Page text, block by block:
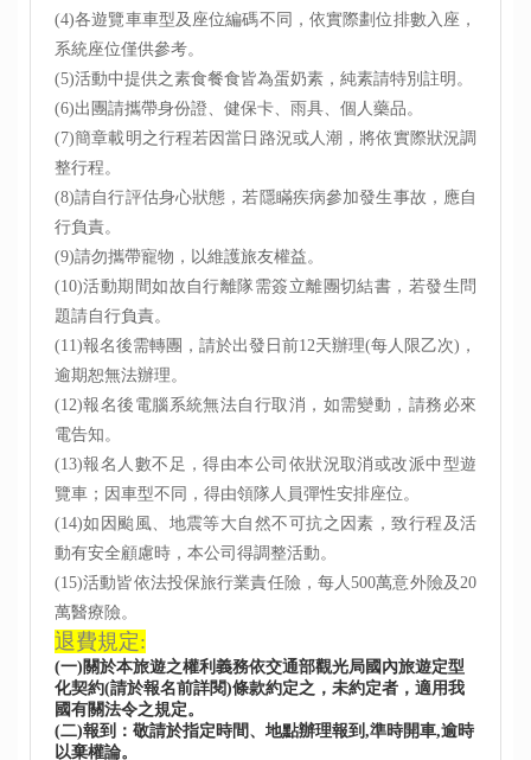
(4)各遊覽車車型及座位編碼不同，依實際劃位排數入座，
系統座位僅供參考。
(5)活動中提供之素食餐食皆為蛋奶素，純素請特別註明。
(6)出團請攜帶身份證、健保卡、雨具、個人藥品。
(7)簡章載明之行程若因當日路況或人潮，將依實際狀況調
整行程。
(8)請自行評估身心狀態，若隱瞞疾病參加發生事故，應自
行負責。
(9)請勿攜帶寵物，以維護旅友權益。
(10)活動期間如故自行離隊需簽立離團切結書，若發生問
題請自行負責。
(11)報名後需轉團，請於出發日前12天辦理(每人限乙次)，
逾期恕無法辦理。
(12)報名後 電腦系統無法自行取消，如需變動，請務必來
電告知。
(13)報名人數不足，得由本公司依狀況取消或改派中型遊
覽車；因車型不同，得由領隊人員彈性安排座位。
(14)如因颱風、地震等大自然不可抗之因素，致行程及活
動有安全顧慮時，本公司得調整活動。
(15)活動皆依法投保旅行業責任險，每人500萬意外險及20
萬醫療險。
退費規定:
(一)關於本旅遊之權利義務依交通部觀光局國內旅遊定型
化契約(請於報名前詳閱)條款約定之，未約定者，適用我
國有關法令之規定。
(二)報到：敬請於指定時間、地點辦理報到,準時開車,逾時
以棄權論。